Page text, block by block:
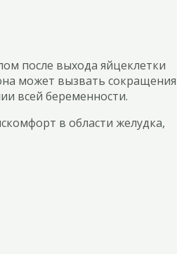
после выхода яйцеклетки
может вызвать сокращения
всей беременности.
в области желудка,